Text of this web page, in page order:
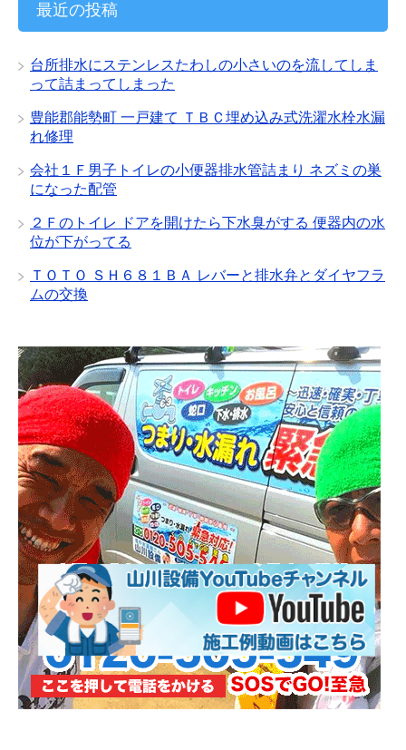
ブ
最近の投稿
台所排水にステンレスたわしの小さいのを流してしま
って詰まってしまった
豊能郡能勢町 一戸建て ＴＢＣ埋め込み式洗濯水栓水漏
れ修理
会社１Ｆ男子トイレの小便器排水管詰まり ネズミの巣
になった配管
２Ｆのトイレ ドアを開けたら下水臭がする 便器内の水
位が下がってる
ＴＯＴＯ ＳＨ６８１ＢＡ レバーと排水弁とダイヤフラ
ムの交換